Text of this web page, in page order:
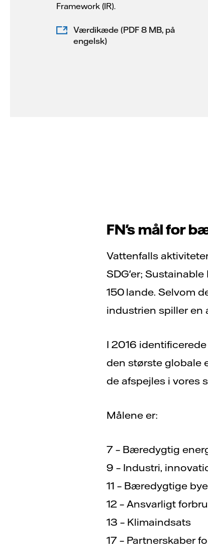
Framework (IR).
Værdikæde (PDF 8 MB, på
engelsk)
FN's mål for
Vattenfalls
SDG'er;
150 lande. Selvom
industrien spiller en
I 2016
den største globale
de afspejles i vores
Målene er:
7 – Bæredygtig
9 – Industri,
11 – Bæredygtige
12 – Ansvarligt
13 – Klimaindsats
17 – Partnerskaber